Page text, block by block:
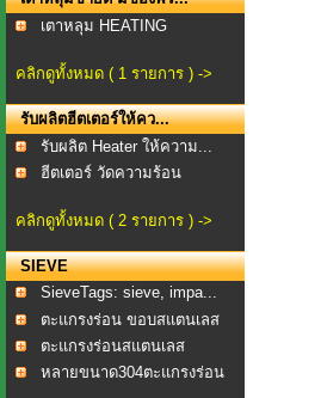
เตาหลุม HEATING
คลิกดูทั้งหมด ( 1 รายการ ) ->
รับผลิตฮีตเตอร์ให้คว...
รับผลิต Heater ให้ความ...
ฮีตเตอร์ วัดความร้อน
คลิกดูทั้งหมด ( 2 รายการ ) ->
SIEVE
SieveTags: sieve, impa...
ตะแกรงร่อน ขอบสแตนเลส
...
ตะแกรงร่อนสแตนเลส
TEST...หลายขนาด304ตะแกรงร่อน